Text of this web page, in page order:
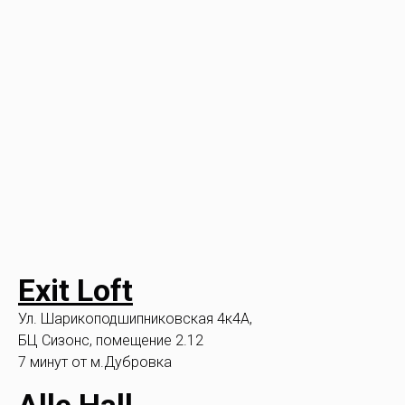
Exit Loft
Ул. Шарикоподшипниковская 4к4A,
БЦ Сизонс, помещение 2.12
7 минут от м.Дубровка